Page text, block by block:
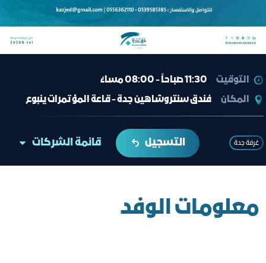
التوقيت
11:30 صباحاً - 08:00 مساءً
المكان
فندق سنتروشاهين جدة - قاعة المؤتمرات ينبوع
غرفة جدة التسجيل قائمة الشركات
معلومات الوفد